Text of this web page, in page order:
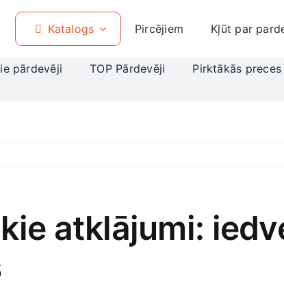
Katalogs Pircējiem Kļūt par
pārdevēji TOP Pārdevēji
Pirktākās preces
atklājumi: